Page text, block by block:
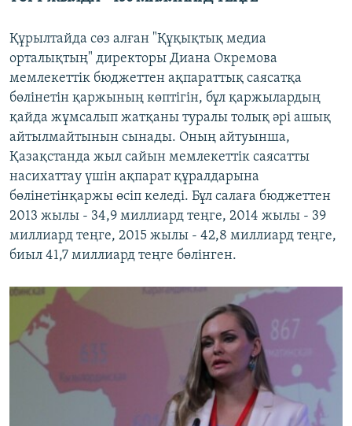
Құрылтайда сөз алған "Құқықтық медиа
орталықтың" директоры Диана Окремова
мемлекеттік бюджеттен ақпараттық саясатқа
бөлінетін қаржының көптігін, бұл қаржылардың
қайда жұмсалып жатқаны туралы толық әрі ашық
айтылмайтынын сынады. Оның айтуынша,
Қазақстанда жыл сайын мемлекеттік саясатты
насихаттау үшін ақпарат құралдарына
бөлінетінқаржы өсіп келеді. Бұл салаға бюджеттен
2013 жылы - 34,9 миллиард теңге, 2014 жылы - 39
миллиард теңге, 2015 жылы - 42,8 миллиард теңге,
биыл 41,7 миллиард теңге бөлінген.